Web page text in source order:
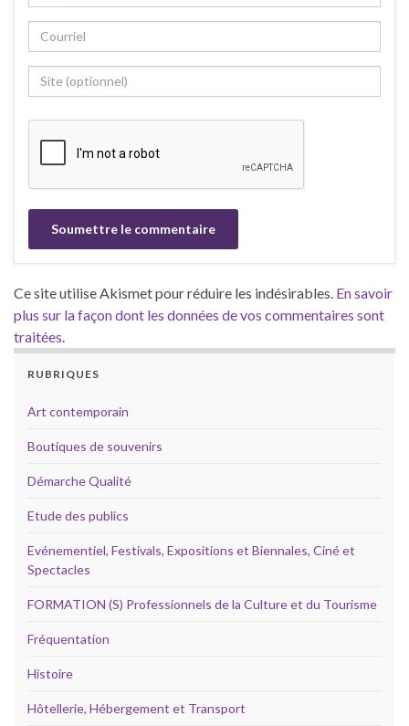
Ce site utilise Akismet pour réduire les indésirables. En savoir
plus sur la façon dont les données de vos commentaires sont
traitées.
RUBRIQUES
Art contemporain
Boutiques de souvenirs
Démarche Qualité
Etude des publics
Evénementiel, Festivals, Expositions et Biennales, Ciné et
Spectacles
FORMATION (S) Professionnels de la Culture et du Tourisme
Fréquentation
Histoire
Hôtellerie, Hébergement et Transport